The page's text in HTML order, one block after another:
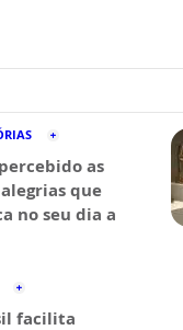
as
que
no seu dia a
facilita